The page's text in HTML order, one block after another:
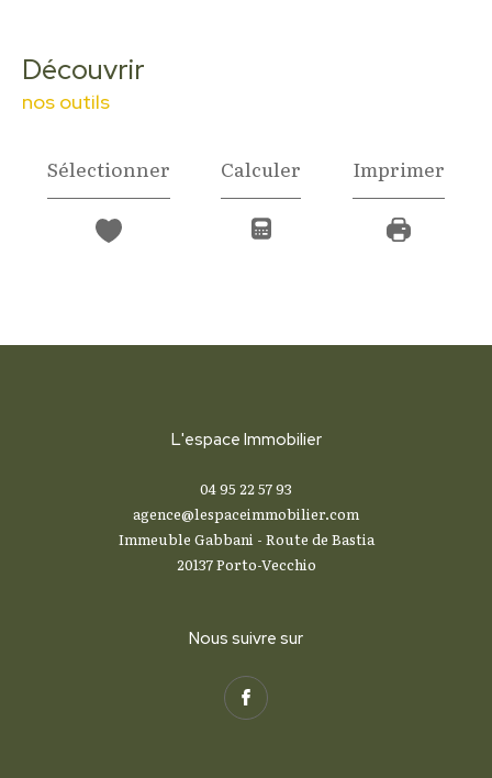
découvrir
nos outils
Sélectionner Calculer Imprimer
L'espace Immobilier
04 95 22 57 93
agence@lespaceimmobilier.com
Immeuble Gabbani - Route de Bastia
20137 Porto-Vecchio
Nous suivre sur